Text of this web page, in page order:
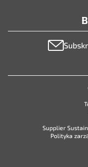
Supplier
Polityka